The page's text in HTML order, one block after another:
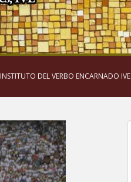
INSTITUTO DEL VERBO ENCARNADO IVE